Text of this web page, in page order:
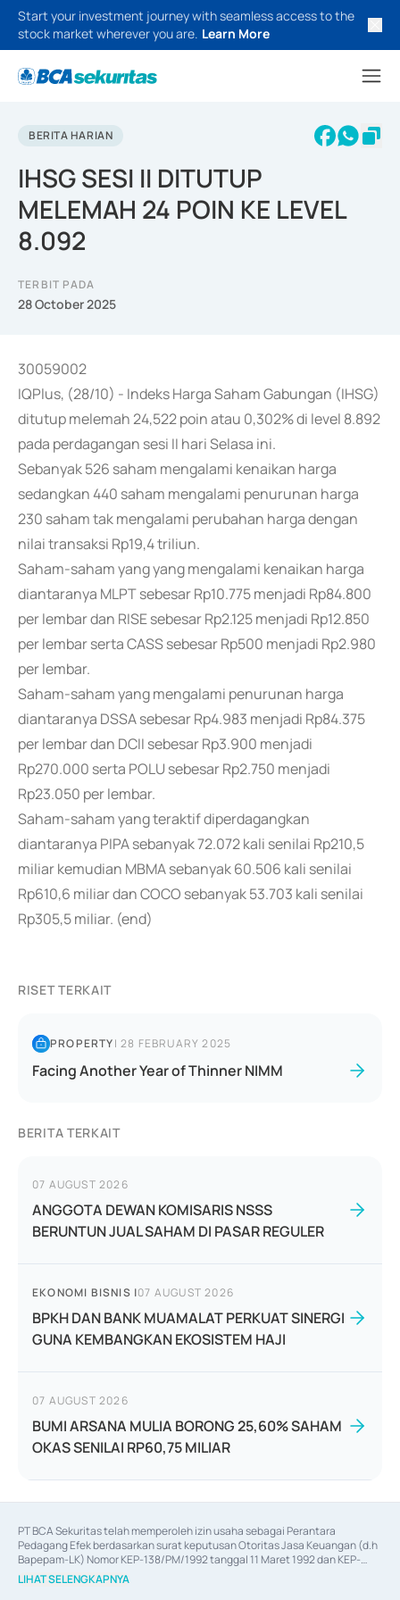
Start your investment journey with seamless access to the
stock market wherever you are. Learn More
BERITA HARIAN
IHSG SESI II DITUTUP
MELEMAH 24 POIN KE LEVEL
8.092
TERBIT PADA
28 October 2025
30059002
IQPlus, (28/10) - Indeks Harga Saham Gabungan (IHSG)
ditutup melemah 24,522 poin atau 0,302% di level 8.892
pada perdagangan sesi II hari Selasa ini.
Sebanyak 526 saham mengalami kenaikan harga
sedangkan 440 saham mengalami penurunan harga
230 saham tak mengalami perubahan harga dengan
nilai transaksi Rp19,4 triliun.
Saham-saham yang yang mengalami kenaikan harga
diantaranya MLPT sebesar Rp10.775 menjadi Rp84.800
per lembar dan RISE sebesar Rp2.125 menjadi Rp12.850
per lembar serta CASS sebesar Rp500 menjadi Rp2.980
per lembar.
Saham-saham yang mengalami penurunan harga
diantaranya DSSA sebesar Rp4.983 menjadi Rp84.375
per lembar dan DCII sebesar Rp3.900 menjadi
Rp270.000 serta POLU sebesar Rp2.750 menjadi
Rp23.050 per lembar.
Saham-saham yang teraktif diperdagangkan
diantaranya PIPA sebanyak 72.072 kali senilai Rp210,5
miliar kemudian MBMA sebanyak 60.506 kali senilai
Rp610,6 miliar dan COCO sebanyak 53.703 kali senilai
Rp305,5 miliar. (end)
RISET TERKAIT
PROPERTY|28 FEBRUARY 2025
Facing Another Year of Thinner NIMM
BERITA TERKAIT
07 AUGUST 2026
ANGGOTA DEWAN KOMISARIS NSSS
BERUNTUN JUAL SAHAM DI PASAR REGULER
EKONOMI BISNIS |07 AUGUST 2026
BPKH DAN BANK MUAMALAT PERKUAT SINERGI
GUNA KEMBANGKAN EKOSISTEM HAJI
07 AUGUST 2026
BUMI ARSANA MULIA BORONG 25,60% SAHAM
OKAS SENILAI RP60,75 MILIAR
PT BCA Sekuritas telah memperoleh izin usaha sebagai Perantara
Pedagang Efek berdasarkan surat keputusan Otoritas Jasa Keuangan (d.h
Bapepam-LK) Nomor KEP-138/PM/1992 tanggal 11 Maret 1992 dan KEP-
06/D.04/2014 tanggal 28 Februari 2014, izin usaha sebagai Penjamin Emisi
Efek berdasarkan surat keputusan Otoritas Jasa Keuangan Nomor KEP-
LIHAT SELENGKAPNYA